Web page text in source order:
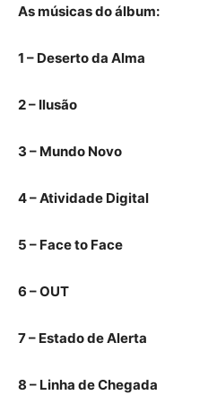
As músicas do álbum:
1 – Deserto da Alma
2 – Ilusão
3 – Mundo Novo
4 – Atividade Digital
5 – Face to Face
6 – OUT
7 – Estado de Alerta
8 – Linha de Chegada